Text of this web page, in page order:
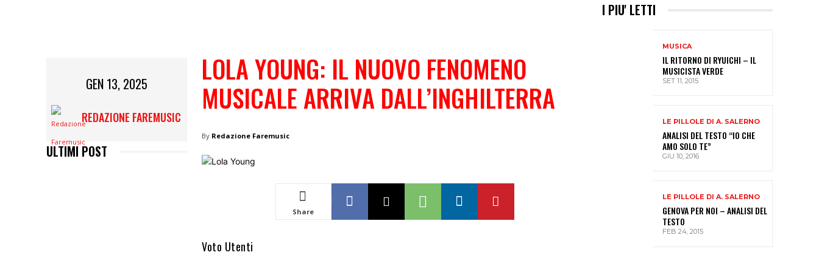
GEN 13, 2025
REDAZIONE FAREMUSIC
ULTIMI POST
LOLA YOUNG: IL NUOVO FENOMENO
MUSICALE ARRIVA DALL’INGHILTERRA
By Redazione Faremusic
Share
Voto Utenti
I PIU' LETTI
MUSICA
IL RITORNO DI RYUICHI – IL
MUSICISTA VERDE
SET 11, 2015
LE PILLOLE DI A. SALERNO
ANALISI DEL TESTO “IO CHE
AMO SOLO TE”
GIU 10, 2016
LE PILLOLE DI A. SALERNO
GENOVA PER NOI – ANALISI DEL
TESTO
FEB 24, 2015